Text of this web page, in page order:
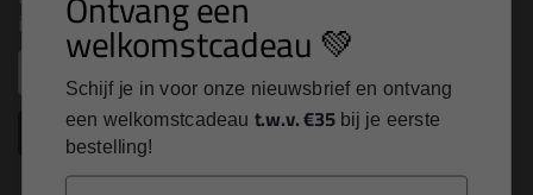
inbox
Inschrijven
welkomstcadeau 💚
Schijf je in voor onze nieuwsbrief en ontvang
een welkomstcadeau t.w.v. €35 bij je eerste
bestelling!
Email